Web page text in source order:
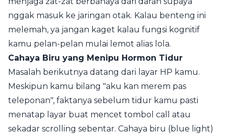
nggak masuk ke jaringan otak. Kalau benteng ini
melemah, ya jangan kaget kalau fungsi kognitif
kamu pelan-pelan mulai lemot alias lola.
Cahaya Biru yang Menipu Hormon Tidur
Masalah berikutnya datang dari layar HP kamu.
Meskipun kamu bilang "aku kan merem pas
teleponan", faktanya sebelum tidur kamu pasti
menatap layar buat mencet tombol call atau
sekadar scrolling sebentar. Cahaya biru (blue light)